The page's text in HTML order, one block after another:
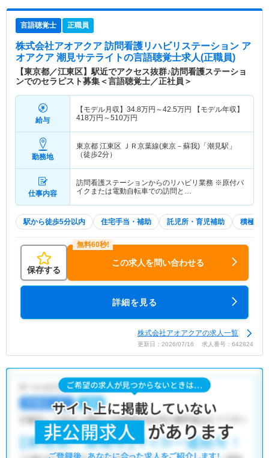
言語聴覚士 正職員
株式会社アオアクア 訪問看護リハビリステーション ア
オアクア 潮見サテライトの言語聴覚士求人(正職員)
【東京都／江東区】駅近でアクセス抜群♪訪問看護ステーショ
ンでのセラピスト募集＜言語聴覚士／正社員＞
給与
【モデル月収】 34.8万円～42.5万円 【モデル年収】
418万円～510万円
勤務地
東京都 江東区
ＪＲ京葉線(東京－蘇我)「潮見駅」
（徒歩2分）
仕事内容
訪問看護ステーションからのリハビリ業務 ※原付バ
イクまたは電動自転車での訪問と…
駅から徒歩5分以内 住宅手当・補助 託児所・育児補助 積極採
保存する
この求人を問い合わせる
詳細を見る
株式会社アオアクアの求人一覧
更新日：2026/07/16 求人番号：642824